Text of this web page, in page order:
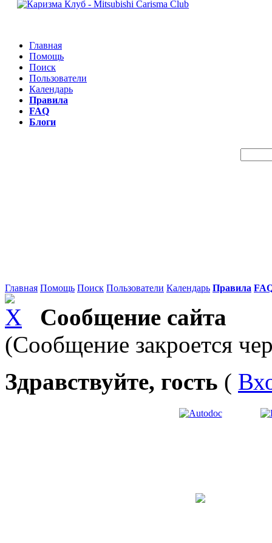
Главная
Помощь
Поиск
Пользователи
Календарь
Правила
FAQ
Блоги
Главная Помощь Поиск Пользователи Календарь Правила
Сообщение сайта
(Сообщение закроется
Здравствуйте, гость (